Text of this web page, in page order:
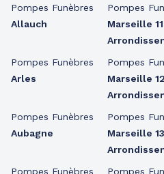
Pompes Funèbres
Allauch
Pompes Funèbres
Arles
Pompes Funèbres
Aubagne
Pompes Funèbres
Pompes
Marseille
Pompes
Marseille
Pompes
Marseille
Pompes